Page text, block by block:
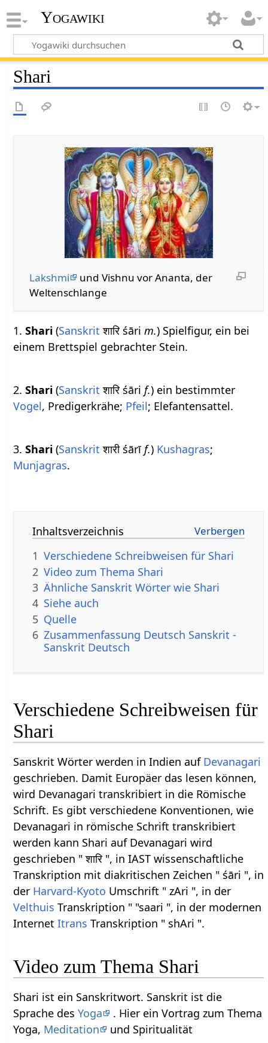
Yogawiki
Shari
Lakshmi
und Vishnu vor Ananta, der
Weltenschlange
1.Shari (Sanskrit शारि śārim.) Spielfigur, ein bei
einem Brettspiel gebrachter Stein.
2.Shari (Sanskrit शारि śārif.) ein bestimmter
Vogel, Predigerkrähe; Pfeil; Elefantensattel.
3.Shari (Sanskrit शारी śārīf.) Kushagras;
Munjagras.
Inhaltsverzeichnis
1 Verschiedene Schreibweisen für Shari
2 Video zum Thema Shari
3 Ähnliche Sanskrit Wörter wie Shari
4 Siehe auch
5 Quelle
6 Zusammenfassung Deutsch Sanskrit -
Sanskrit Deutsch
Verschiedene Schreibweisen für
Shari
Sanskrit Wörter werden in Indien auf Devanagari
geschrieben. Damit Europäer das lesen können,
wird Devanagari transkribiert in die Römische
Schrift. Es gibt verschiedene Konventionen, wie
Devanagari in römische Schrift transkribiert
werden kann Shari auf Devanagari wird
geschrieben " शारि ", in IAST wissenschaftliche
Transkription mit diakritischen Zeichen " śāri ", in
der Harvard-Kyoto Umschrift " zAri ", in der
Velthuis Transkription " "saari ", in der modernen
InternetItrans Transkription " shAri ".
Video zum Thema Shari
Shari ist ein Sanskritwort. Sanskrit ist die
Sprache desYoga
. Hier ein Vortrag zum Thema
Yoga, Meditation und Spiritualität